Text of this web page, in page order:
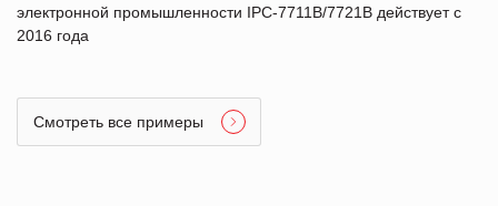
электронной промышленности IPC-7711B/7721B действует с
2016 года
Смотреть все примеры